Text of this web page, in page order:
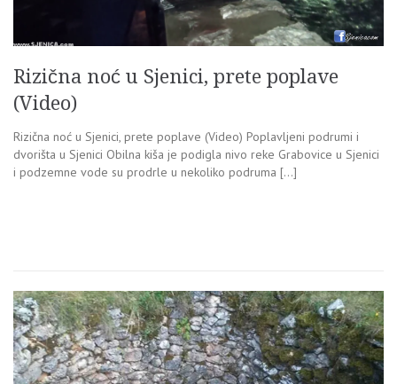
Rizična noć u Sjenici, prete poplave
(Video)
Rizična noć u Sjenici, prete poplave (Video) Poplavljeni podrumi i
dvorišta u Sjenici Obilna kiša je podigla nivo reke Grabovice u Sjenici
i podzemne vode su prodrle u nekoliko podruma […]